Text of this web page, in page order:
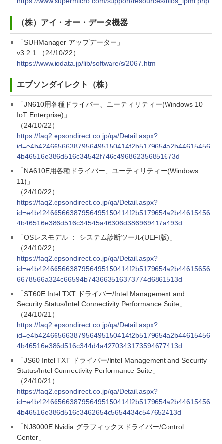
（株）アイ・オー・データ機器
「SUHManager アップデーター」
v3.2.1 （24/10/22）
https://www.iodata.jp/lib/software/s/2067.htm
エプソンダイレクト（株）
「JN610用各種ドライバー、ユーティリティー(Windows 10
IoT Enterprise)」
（24/10/22）
https://faq2.epsondirect.co.jp/qa/Detail.aspx?
id=e4b42466566387956495150414f2b5179654a2b44615456
4b46516e386d516c34542f746c496862356851673d
「NA610E用各種ドライバー、ユーティリティー(Windows
11)」
（24/10/22）
https://faq2.epsondirect.co.jp/qa/Detail.aspx?
id=e4b42466566387956495150414f2b5179654a2b44615456
4b46516e386d516c34545a46306d386969417a493d
「OSレスモデル ： システム診断ツール(UEFI版)」
（24/10/22）
https://faq2.epsondirect.co.jp/qa/Detail.aspx?
id=e4b42466566387956495150414f2b5179654a2b44615656
6678566a324c66594b743663516373774d6861513d
「ST60E Intel TXT ドライバー/Intel Management and
Security Status/Intel Connectivity Performance Suite」
（24/10/21）
https://faq2.epsondirect.co.jp/qa/Detail.aspx?
id=e4b42466566387956495150414f2b5179654a2b44615456
4b46516e386d516c344d4a4270343173594677413d
「JS60 Intel TXT ドライバー/Intel Management and Security
Status/Intel Connectivity Performance Suite」
（24/10/21）
https://faq2.epsondirect.co.jp/qa/Detail.aspx?
id=e4b42466566387956495150414f2b5179654a2b44615456
4b46516e386d516c3462654c5654434c547652413d
「NJ8000E Nvidia グラフィックスドライバー/Control
Center」